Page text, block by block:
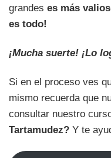
grandes es más
es todo!
¡Mucha suerte! ¡Lo
Si en el proceso ves
mismo recuerda que
consultar nuestro
Tartamudez? Y te